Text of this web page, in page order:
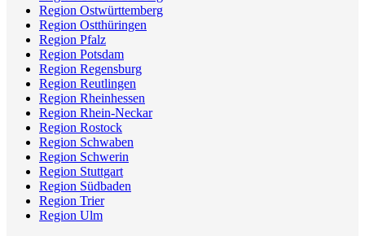
Region Ostwürttemberg
Region Ostthüringen
Region Pfalz
Region Potsdam
Region Regensburg
Region Reutlingen
Region Rheinhessen
Region Rhein-Neckar
Region Rostock
Region Schwaben
Region Schwerin
Region Stuttgart
Region Südbaden
Region Trier
Region Ulm